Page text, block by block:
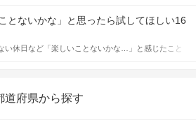
な行動に繋げるべきかをご紹介していきます。
は「どう誘ったらいいの？」とお困りの男性もいら
はないでしょうか。 そこで今回は、男性から女性へ
デートの誘い方のコツをご紹介します。例文も混じ
するので、ぜひ参考にしてください。
とないかな」と思ったら試してほしい16
い休日など「楽しいことないかな…」と感じたこと
アイデアを集めました♪ いままさに楽しいことを探し
道府県から探す